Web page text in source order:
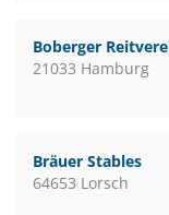
Boberger
21033 Hamburg
Bräuer Stables
64653 Lorsch